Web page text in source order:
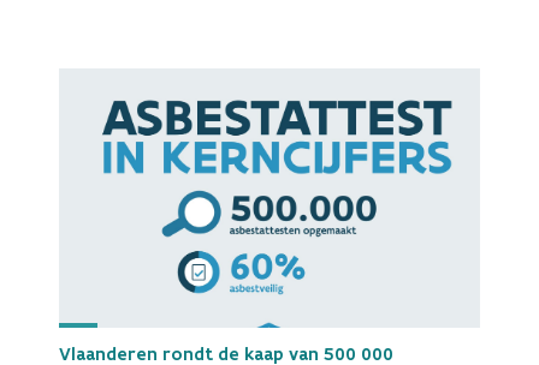
Vlaanderen rondt de kaap van 500 000